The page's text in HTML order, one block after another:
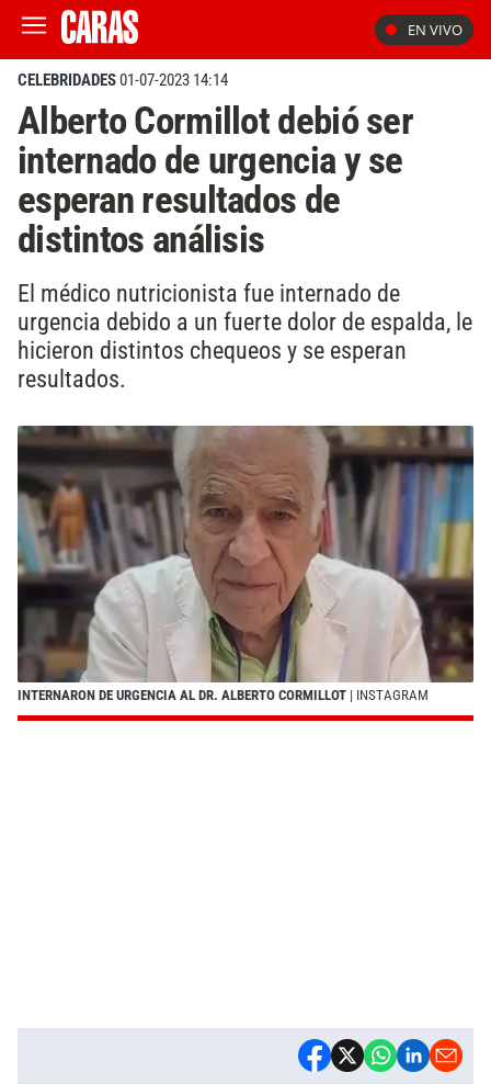
EN VIVO
CELEBRIDADES01-07-2023 14:14
Alberto Cormillot debió ser
internado de urgencia y se
esperan resultados de
distintos análisis
El médico nutricionista fue internado de
urgencia debido a un fuerte dolor de espalda, le
hicieron distintos chequeos y se esperan
resultados.
INTERNARON DE URGENCIA AL DR. ALBERTO CORMILLOT | INSTAGRAM